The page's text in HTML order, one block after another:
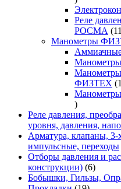
товар
Реле
РОСМА
11
Манометры
ФИЗТЕХ
337
товаров
Реле давления,
уровня, давления,
Арматура, клапаны, 3-
импульсные, переходы
Отборы давления и
конструкции) 66
Бобышки, Гильзы,